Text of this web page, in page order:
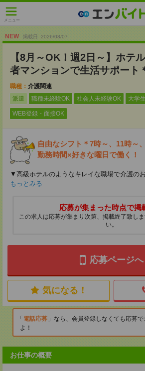
メニュー
NEW 掲載日 :2026/08/07
【8月～OK！週2日～】ホテ
者マンションで生活サポート
職種： 介護関連
派遣
職種未経験OK 社会人未経験OK 大学
WEB登録・面接OK
自由なシフト＊7時～、11時～
勤務時間×好きな曜日で働く！
▼高級ホテルのようなキレイな職場で介護の
もっとみる
応募が集まった時点で掲
この求人は応募が集まり次第、掲載終了致し
い。
応募ページへ
気になる！
電話応募
なら、会員登録しなくても応募で
よ！
お仕事の概要